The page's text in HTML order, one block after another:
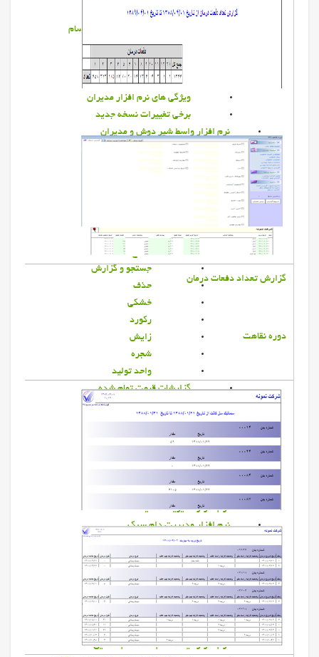
راهنمای نصب نرم افزار سام
راهنمای استفاده از نرم افزار سام
آنتي ويروس آويرا
نرم افزار مديريت دامپروري
نرم افزار مديريت دامپروري
ويژگي هاي نرم افزار مديران
برخي تغييرات نسخه جديد
نرم افزار واسط شير دوش و مديران
گزارشات مديريت دامپروري
تست پزشكي
تلقيح
جستجو و گزارش
حذف
خشكي
ركورد
زايش
شجره
واحد توليد
گزارشات قيمت تمام شده
گزارشات سم چيني
گزارشات ورم پستان
گزارشات تغذیه دام
گزارشات قیمت تمام شده بز
نرم افزار گزارش رز
نرم افزار مديريت تغذيه
نرم افزار مدیریت دام سبک
نرم افزار سم چيني
نرم افزار سوابق تركيب گله
نرم افزار كنترل ورم پستان
نرم افزار شبیه ساز رایان
نرم افزار کشاورزی
نرم افزار پرواربندی
نرم افزار قيمت تمام شده دام سنگین
گزارش تعداد دفعات درمان
دوره نقاهت